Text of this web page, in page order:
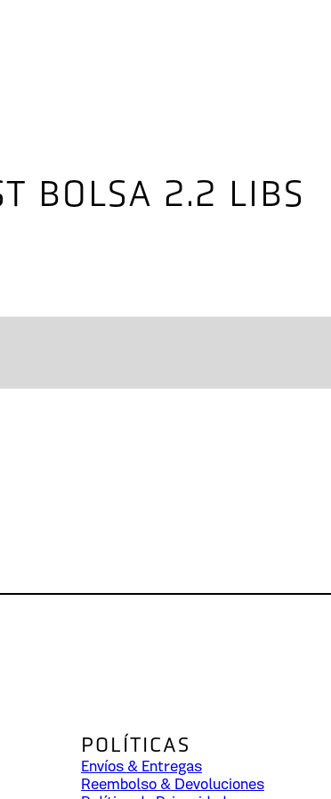
BOLSA 2.2 LIBS
POLÍTICAS
Envíos & Entregas
Reembolso & Devoluciones